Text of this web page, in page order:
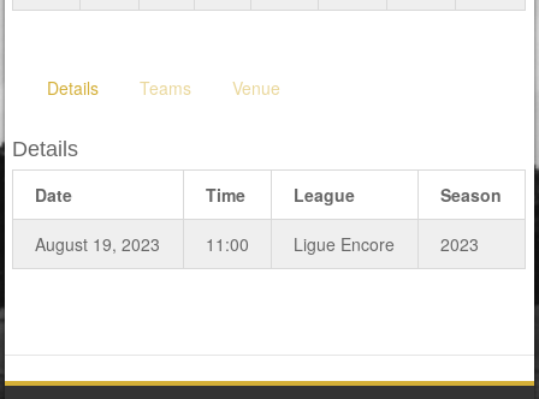
Details Teams Venue
Details
Date
Time League Season
August 19, 2023 11:00 Ligue Encore 2023